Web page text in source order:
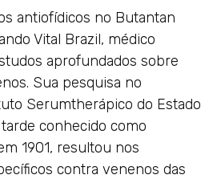
antiofídicos no Butantan
Vital Brazil, médico
aprofundados sobre
Sua pesquisa no
Serumtherápico do Estado
conhecido como
1901, resultou nos
contra venenos das